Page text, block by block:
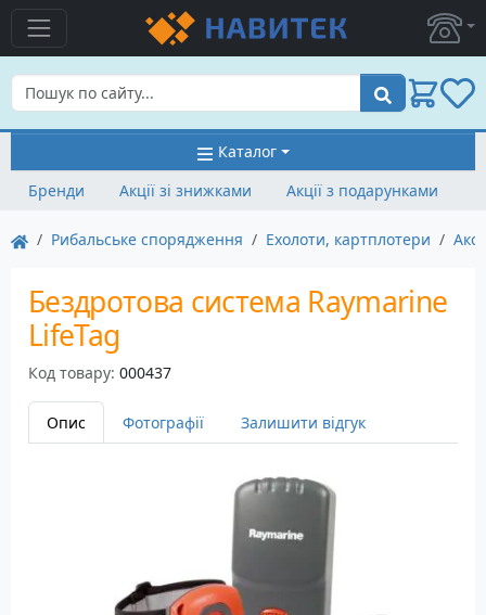
Пошук
Каталог
Бренди
Акції зі знижками Акції з подарунками
Рибальське спорядження Ехолоти, картплотери
Бездротова система Raymarine
LifeTag
Код товару: 000437
Опис Фотографії Залишити відгук